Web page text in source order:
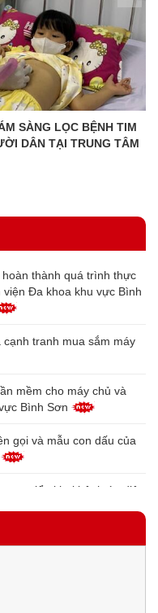
SÀNG LỌC BỆNH TIM
TÂM
thành quá trình thực
Đa khoa khu vực Bình
tranh mua sắm máy
mềm cho máy chủ và
Bình Sơn
gọi và mẫu con dấu của
vụ triển khai bệnh án điện